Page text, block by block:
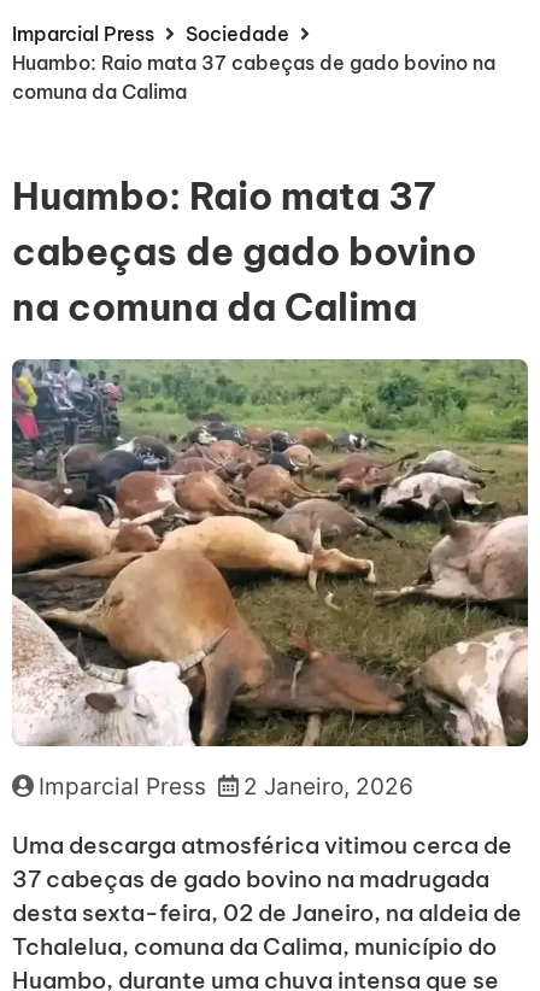
Imparcial Press
Sociedade
Huambo: Raio mata 37 cabeças de gado bovino na
comuna da Calima
Huambo: Raio mata 37
cabeças de gado bovino
na comuna da Calima
Imparcial Press 2 Janeiro, 2026
Uma descarga atmosférica vitimou cerca de
37 cabeças de gado bovino na madrugada
desta sexta-feira, 02 de Janeiro, na aldeia de
Tchalelua, comuna da Calima, município do
Huambo, durante uma chuva intensa que se